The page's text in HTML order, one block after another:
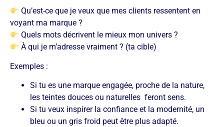
Qu’est-ce que je veux que mes clients ressentent en
voyant ma marque ?
Quels mots décrivent le mieux mon univers ?
À qui je m’adresse vraiment ? (ta cible)
Exemples :
Si tu es une marque engagée, proche de la nature,
les teintes douces ou naturelles feront sens.
Si tu veux inspirer la confiance et la modernité, un
bleu ou un gris froid peut être plus adapté.